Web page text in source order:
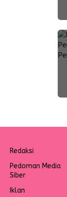
Redaksi
Pedoman Media
Siber
Iklan